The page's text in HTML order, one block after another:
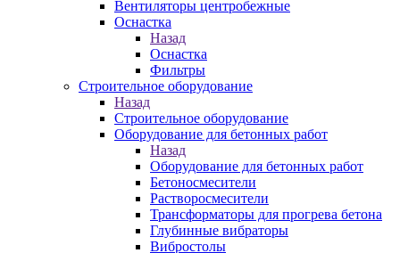
Вентиляторы центробежные
Оснастка
Назад
Оснастка
Фильтры
Строительное оборудование
Назад
Строительное оборудование
Оборудование для бетонных работ
Назад
Оборудование для бетонных работ
Бетоносмесители
Растворосмесители
Трансформаторы для прогрева бетона
Глубинные вибраторы
Вибростолы